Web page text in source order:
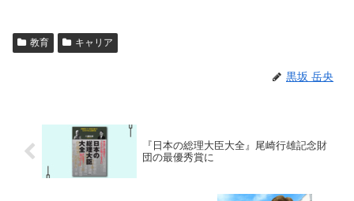
教育 キャリア
黒坂 岳央
『日本の総理大臣大全』尾崎行雄記念財
団の最優秀賞に